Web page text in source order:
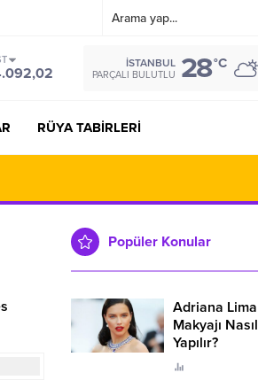
İSTANBUL
PARÇALI BULUTLU 28°C
RÜYA TABİRLERİ
Popüler Konular
Adriana Lima
Makyajı Nasıl
Yapılır?